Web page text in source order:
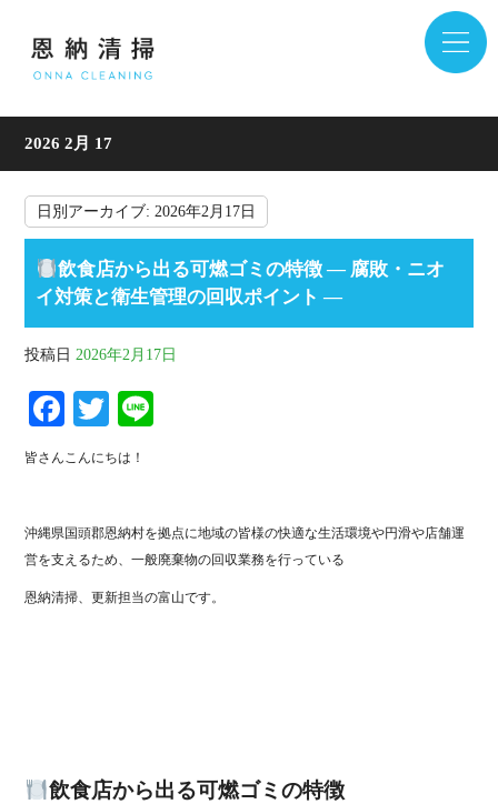
2026 2月 17
日別アーカイブ:2026年2月17日
飲食店から出る可燃ゴミの特徴 ― 腐敗・ニオ
イ対策と衛生管理の回収ポイント ―
投稿日 2026年2月17日
Fa
ce
ok
T
wi
r
皆さんこんにちは！
沖縄県国頭郡恩納村を拠点に地域の皆様の快適な生活環境や円滑や店舗運
営を支えるため、一般廃棄物の回収業務を行っている
恩納清掃、更新担当の富山です。
飲食店から出る可燃ゴミの特徴